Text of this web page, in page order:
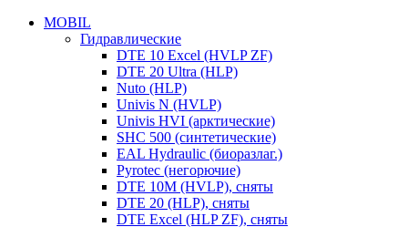
MOBIL
Гидравлические
DTE 10 Excel (HVLP ZF)
DTE 20 Ultra (HLP)
Nuto (HLP)
Univis N (HVLP)
Univis HVI (арктические)
SHC 500 (синтетические)
EAL Hydraulic (биоразлаг.)
Pyrotec (негорючие)
DTE 10M (HVLP), сняты
DTE 20 (HLP), сняты
DTE Excel (HLP ZF), сняты